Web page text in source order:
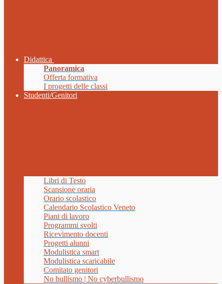
Didattica
Panoramica
Offerta formativa
I progetti delle classi
Studenti/Genitori
Libri di Testo
Scansione oraria
Orario scolastico
Calendario Scolastico Veneto
Piani di lavoro
Programmi svolti
Ricevimento docenti
Progetti alunni
Modulistica smart
Modulistica scaricabile
Comitato genitori
No bullismo | No cyberbullismo